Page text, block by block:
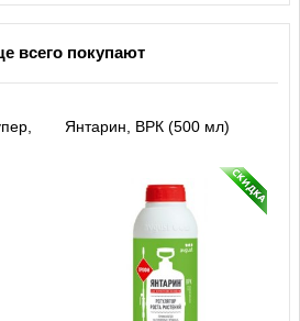
всего покупают
Янтарин, ВРК (500 мл)